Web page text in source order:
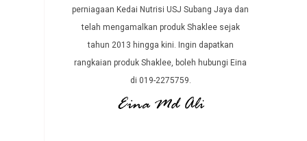
perniagaan Kedai Nutrisi USJ Subang Jaya dan
telah mengamalkan produk Shaklee sejak
tahun 2013 hingga kini. Ingin dapatkan
rangkaian produk Shaklee, boleh hubungi Eina
di 019-2275759.